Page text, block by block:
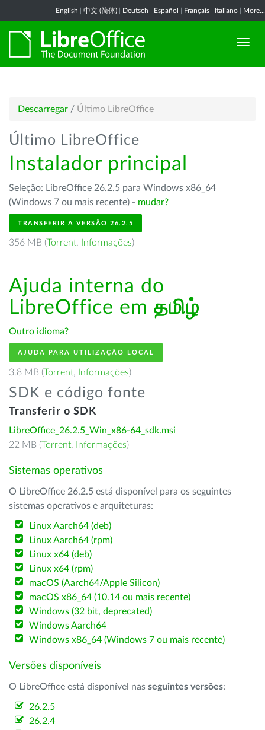
English 中文 (简体) Deutsch Español Français Italiano More...
Descarregar / Último LibreOffice
Último LibreOffice
Instalador principal
Seleção: LibreOffice 26.2.5 para Windows x86_64
(Windows 7 ou mais recente) - mudar?
TRANSFERIR A VERSÃO 26.2.5
356 MB (Torrent, Informações)
Ajuda interna do
LibreOffice em தமிழ்
Outro idioma?
AJUDA PARA UTILIZAÇÃO LOCAL
3.8 MB (Torrent, Informações)
SDK e código fonte
Transferir o SDK
LibreOffice_26.2.5_Win_x86-64_sdk.msi
22 MB (Torrent, Informações)
Sistemas operativos
O LibreOffice 26.2.5 está disponível para os seguintes
sistemas operativos e arquiteturas:
Linux Aarch64 (deb)
Linux Aarch64 (rpm)
Linux x64 (deb)
Linux x64 (rpm)
macOS (Aarch64/Apple Silicon)
macOS x86_64 (10.14 ou mais recente)
Windows (32 bit, deprecated)
Windows Aarch64
Windows x86_64 (Windows 7 ou mais recente)
Versões disponíveis
O LibreOffice está disponível nas seguintes versões:
26.2.5
26.2.4